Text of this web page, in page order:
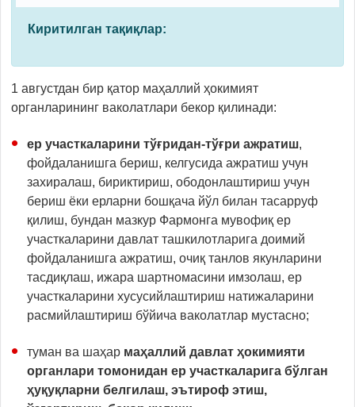
Киритилган тақиқлар:
1 августдан бир қатор маҳаллий ҳокимият
органларининг ваколатлари бекор қилинади:
ер участкаларини тўғридан-тўғри ажратиш,
фойдаланишга бериш, келгусида ажратиш учун
захиралаш, бириктириш, ободонлаштириш учун
бериш ёки ерларни бошқача йўл билан тасарруф
қилиш, бундан мазкур Фармонга мувофиқ ер
участкаларини давлат ташкилотларига доимий
фойдаланишга ажратиш, очиқ танлов якунларини
тасдиқлаш, ижара шартномасини имзолаш, ер
участкаларини хусусийлаштириш натижаларини
расмийлаштириш бўйича ваколатлар мустасно;
туман ва шаҳар маҳаллий давлат ҳокимияти
органлари томонидан ер участкаларига бўлган
ҳуқуқларни белгилаш, эътироф этиш,